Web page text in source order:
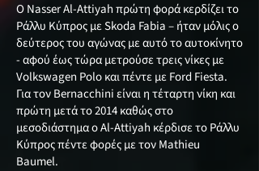
Ο Nasser Al-Attiyah πρώτη φορά κερδίζει το
Ράλλυ Κύπρος με Skoda Fabia – ήταν μόλις ο
δεύτερος του αγώνας με αυτό το αυτοκίνητο
- αφού έως τώρα μετρούσε τρεις νίκες με
Volkswagen Polo και πέντε με Ford Fiesta.
Για τον Bernacchini είναι η τέταρτη νίκη και
πρώτη μετά το 2014 καθώς στο
μεσοδιάστημα ο Al-Attiyah κέρδισε το Ράλλυ
Κύπρος πέντε φορές με τον Mathieu
Baumel.